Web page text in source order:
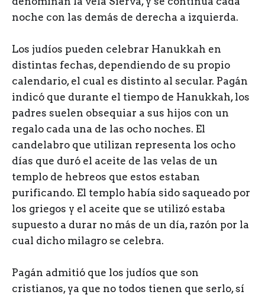
noche con las demás de derecha a izquierda.
Los judíos pueden celebrar Hanukkah en
distintas fechas, dependiendo de su propio
calendario, el cual es distinto al secular. Pagán
indicó que durante el tiempo de Hanukkah, los
padres suelen obsequiar a sus hijos con un
regalo cada una de las ocho noches. El
candelabro que utilizan representa los ocho
días que duró el aceite de las velas de un
templo de hebreos que estos estaban
purificando. El templo había sido saqueado por
los griegos y el aceite que se utilizó estaba
supuesto a durar no más de un día, razón por la
cual dicho milagro se celebra.
Pagán admitió que los judíos que son
cristianos, ya que no todos tienen que serlo, sí